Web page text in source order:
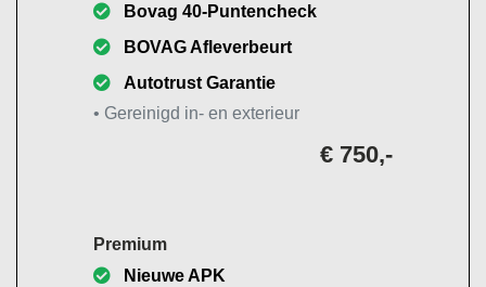
Bovag 40-Puntencheck
BOVAG Afleverbeurt
Autotrust Garantie
• Gereinigd in- en exterieur
€ 750,-
Premium
Nieuwe APK